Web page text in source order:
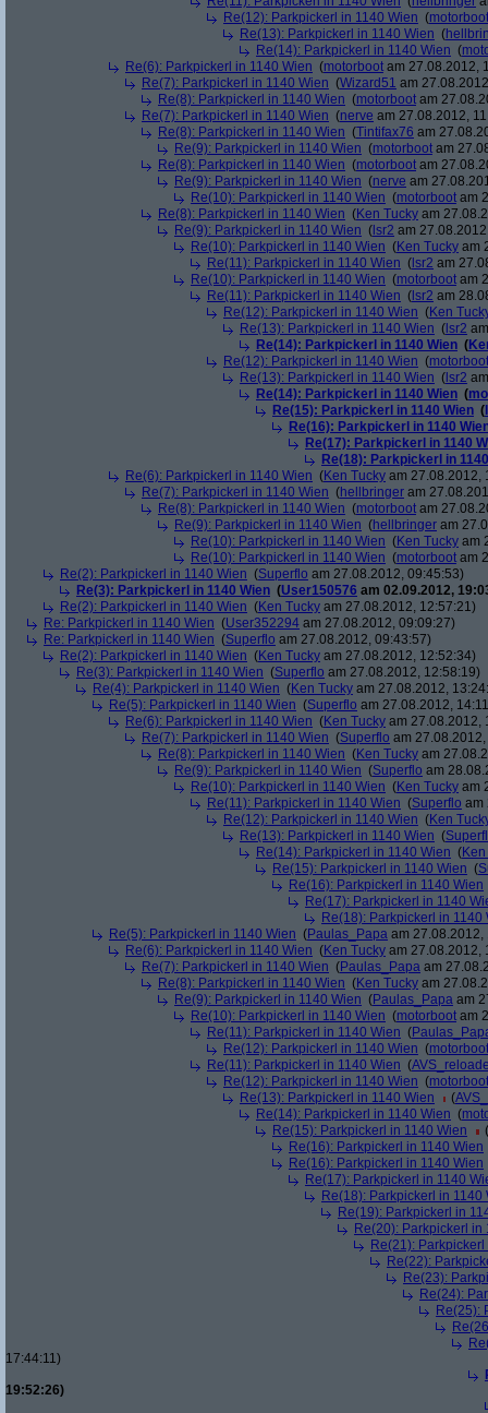
Re(12): Parkpickerl in 1140 Wien (motorboot
Re(13): Parkpickerl in 1140 Wien (
Re(14): Parkpickerl in 1140 Wien (
Re(6): Parkpickerl in 1140 Wien (motorboot am 27.08.2012,
Re(7): Parkpickerl in 1140 Wien (Wizard51 am
Re(8): Parkpickerl in 1140 Wien (motorboot am
Re(7): Parkpickerl in 1140 Wien (nerve am 27.08.2012,
Re(8): Parkpickerl in 1140 Wien (Tintifax76 am
Re(9): Parkpickerl in 1140 Wien (motorboot am
Re(8): Parkpickerl in 1140 Wien (motorboot am
Re(9): Parkpickerl in 1140 Wien (nerve am
Re(10): Parkpickerl in 1140 Wien (motorboot am
Re(8): Parkpickerl in 1140 Wien (Ken Tucky am
Re(9): Parkpickerl in 1140 Wien ( lsr2 am
Re(10): Parkpickerl in 1140 Wien (Ken Tucky am
Re(11): Parkpickerl in 1140 Wien ( lsr2 am
Re(10): Parkpickerl in 1140 Wien (motorboot am
Re(11): Parkpickerl in 1140 Wien ( lsr2 am
Re(12): Parkpickerl in 1140 Wien (Ken
Re(13): Parkpickerl in 1140 Wien ( lsr2
Re(14): Parkpickerl in 1140 Wien (
Re(12): Parkpickerl in 1140 Wien (motorboot
Re(13): Parkpickerl in 1140 Wien ( lsr2
Re(14): Parkpickerl in 1140 Wien (
Re(15): Parkpickerl in 1140 Wien (
Re(16): Parkpickerl in 1140
Re(17): Parkpickerl in 1140
Re(18): Parkpickerl in
Re(6): Parkpickerl in 1140 Wien (Ken Tucky am 27.08.2012,
Re(7): Parkpickerl in 1140 Wien (hellbringer am
Re(8): Parkpickerl in 1140 Wien (motorboot am
Re(9): Parkpickerl in 1140 Wien (hellbringer am
Re(10): Parkpickerl in 1140 Wien (Ken Tucky am
Re(10): Parkpickerl in 1140 Wien (motorboot am
Re(2): Parkpickerl in 1140 Wien (Superflo am 27.08.2012, 09:45:53)
Re(3): Parkpickerl in 1140 Wien (User150576 am 02.09.2012,
Re(2): Parkpickerl in 1140 Wien (Ken Tucky am 27.08.2012, 12:57:21)
Re: Parkpickerl in 1140 Wien (User352294 am 27.08.2012, 09:09:27)
Re: Parkpickerl in 1140 Wien (Superflo am 27.08.2012, 09:43:57)
Re(2): Parkpickerl in 1140 Wien (Ken Tucky am 27.08.2012, 12:52:34)
Re(3): Parkpickerl in 1140 Wien (Superflo am 27.08.2012, 12:58:19)
Re(4): Parkpickerl in 1140 Wien (Ken Tucky am 27.08.2012,
Re(5): Parkpickerl in 1140 Wien (Superflo am 27.08.2012,
Re(6): Parkpickerl in 1140 Wien (Ken Tucky am 27.08.2012,
Re(7): Parkpickerl in 1140 Wien (Superflo am
Re(8): Parkpickerl in 1140 Wien (Ken Tucky am
Re(9): Parkpickerl in 1140 Wien (Superflo am
Re(10): Parkpickerl in 1140 Wien (Ken Tucky am
Re(11): Parkpickerl in 1140 Wien (Superflo am
Re(12): Parkpickerl in 1140 Wien (Ken
Re(13): Parkpickerl in 1140 Wien (
Re(14): Parkpickerl in 1140 Wien (
Re(15): Parkpickerl in 1140 Wien (
Re(16): Parkpickerl in 1140 Wien
Re(17): Parkpickerl in 1140
Re(18): Parkpickerl in 1140
Re(5): Parkpickerl in 1140 Wien (Paulas_Papa am 27.08.2012,
Re(6): Parkpickerl in 1140 Wien (Ken Tucky am 27.08.2012,
Re(7): Parkpickerl in 1140 Wien (Paulas_Papa am
Re(8): Parkpickerl in 1140 Wien (Ken Tucky am
Re(9): Parkpickerl in 1140 Wien (Paulas_Papa am
Re(10): Parkpickerl in 1140 Wien (motorboot am
Re(11): Parkpickerl in 1140 Wien (
Re(12): Parkpickerl in 1140 Wien (motorboot
Re(11): Parkpickerl in 1140 Wien (
Re(12): Parkpickerl in 1140 Wien (motorboot
Re(13): Parkpickerl in 1140 Wien
(
Re(14): Parkpickerl in 1140 Wien (
Re(15): Parkpickerl in 1140 Wien
(
Re(16): Parkpickerl in 1140 Wien
Re(16): Parkpickerl in 1140 Wien
Re(17): Parkpickerl in 1140
Re(18): Parkpickerl in 1140
Re(19): Parkpickerl in
Re(20): Parkpickerl in
Re(21):
Re(22):
Re(23):
Re(24):
Re(25):
17:44:11)
19:52:26)